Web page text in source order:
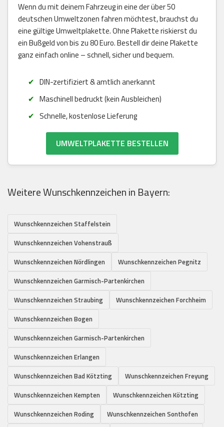
Wenn du mit deinem Fahrzeug in eine der über 50
deutschen Umweltzonen fahren möchtest, brauchst du
eine gültige Umweltplakette. Ohne Plakette riskierst du
ein Bußgeld von bis zu 80 Euro. Bestell dir deine Plakette
ganz einfach online – schnell, sicher und bequem.
DIN-zertifiziert & amtlich anerkannt
Maschinell bedruckt (kein Ausbleichen)
Schnelle, kostenlose Lieferung
UMWELTPLAKETTE BESTELLEN
Weitere Wunschkennzeichen in Bayern:
Wunschkennzeichen Staffelstein
Wunschkennzeichen Vohenstrauß
Wunschkennzeichen Nördlingen
Wunschkennzeichen Pegnitz
Wunschkennzeichen Garmisch-Partenkirchen
Wunschkennzeichen Straubing
Wunschkennzeichen Forchheim
Wunschkennzeichen Bogen
Wunschkennzeichen Garmisch-Partenkirchen
Wunschkennzeichen Erlangen
Wunschkennzeichen Bad Kötzting
Wunschkennzeichen Freyung
Wunschkennzeichen Kempten
Wunschkennzeichen Kötzting
Wunschkennzeichen Roding
Wunschkennzeichen Sonthofen